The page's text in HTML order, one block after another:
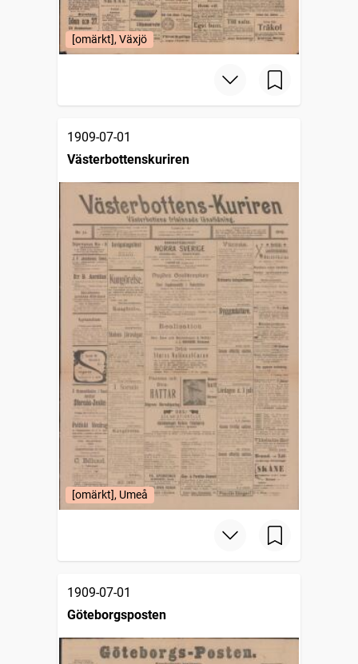
[omärkt], Växjö
1909-07-01
Västerbottenskuriren
[omärkt], Umeå
1909-07-01
Göteborgsposten